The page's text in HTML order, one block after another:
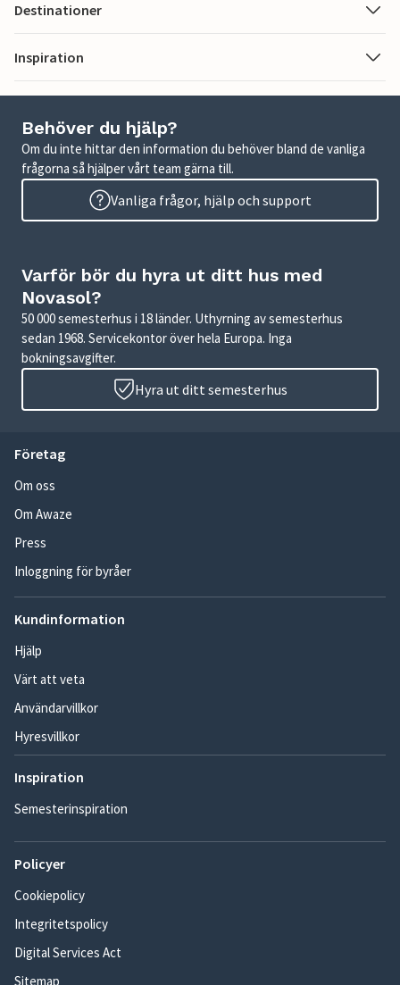
Destinationer
Inspiration
Behöver du hjälp?
Om du inte hittar den information du behöver bland de vanliga
frågorna så hjälper vårt team gärna till.
Vanliga frågor, hjälp och support
Varför bör du hyra ut ditt hus med
Novasol?
50 000 semesterhus i 18 länder. Uthyrning av semesterhus
sedan 1968. Servicekontor över hela Europa. Inga
bokningsavgifter.
Hyra ut ditt semesterhus
Företag
Om oss
Om Awaze
Press
Inloggning för byråer
Kundinformation
Hjälp
Värt att veta
Användarvillkor
Hyresvillkor
Inspiration
Semesterinspiration
Policyer
Cookiepolicy
Integritetspolicy
Digital Services Act
Sitemap